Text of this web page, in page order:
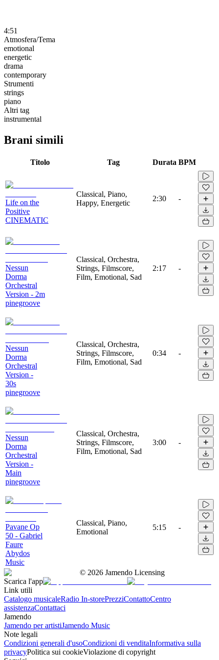
4:51
Atmosfera/Tema
emotional
energetic
drama
contemporary
Strumenti
strings
piano
Altri tag
instrumental
Brani simili
Titolo Tag Durata BPM
Life on the
Positive
CINEMATIC
Classical, Piano,
Happy, Energetic
2:30 -
Nessun
Dorma
Orchestral
Version - 2m
pinegroove
Classical, Orchestra,
Strings, Filmscore,
Film, Emotional, Sad
2:17 -
Nessun
Dorma
Orchestral
Version -
30s
pinegroove
Classical, Orchestra,
Strings, Filmscore,
Film, Emotional, Sad
0:34 -
Nessun
Dorma
Orchestral
Version -
Main
pinegroove
Classical, Orchestra,
Strings, Filmscore,
Film, Emotional, Sad
3:00 -
Pavane Op
50 - Gabriel
Faure
Abydos
Music
Classical, Piano,
Emotional
5:15 -
© 2026 Jamendo Licensing
Scarica l'app
Link utili
Catalogo musicaleRadio In-storePrezziContattoCentro
assistenzaContattaci
Jamendo
Jamendo per artistiJamendo Music
Note legali
Condizioni generali d'usoCondizioni di venditaInformativa sulla
privacyPolitica sui cookieViolazione di copyright